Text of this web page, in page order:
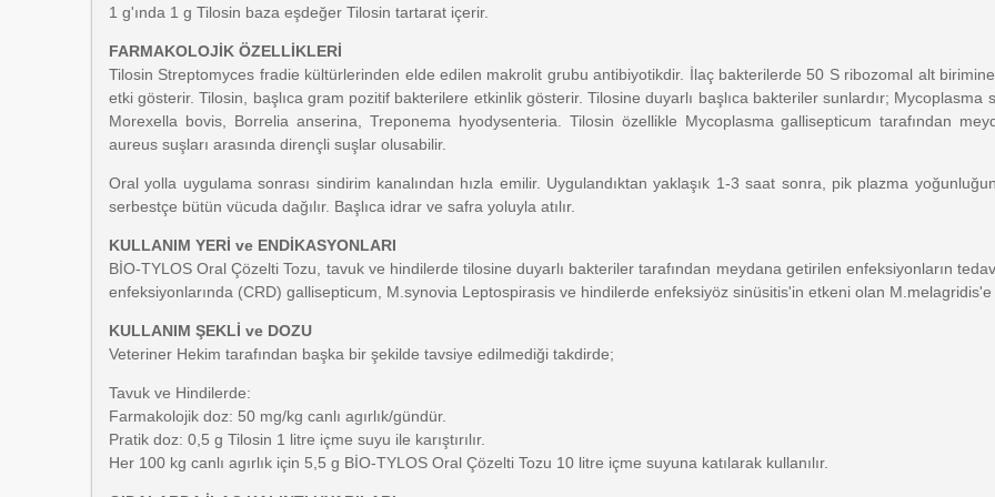
1 g'ında 1 g Tilosin baza eşdeğer Tilosin tartarat içerir.
FARMAKOLOJİK ÖZELLİKLERİ
Tilosin Streptomyces fradie kültürlerinden elde edilen makrolit grubu antibiyotikdir. İlaç bakterilerde 50 S ribozomal alt
etki gösterir. Tilosin, başlıca gram pozitif bakterilere etkinlik gösterir. Tilosine duyarlı başlıca bakteriler sunlardır;
Morexella bovis, Borrelia anserina, Treponema hyodysenteria. Tilosin özellikle Mycoplasma gallisepticum tarafından
aureus suşları arasında dirençli suşlar olusabilir.
Oral yolla uygulama sonrası sindirim kanalından hızla emilir. Uygulandıktan yaklaşık 1-3 saat sonra, pik plazma
serbestçe bütün vücuda dağılır. Başlıca idrar ve safra yoluyla atılır.
KULLANIM YERİ ve ENDİKASYONLARI
BİO-TYLOS Oral Çözelti Tozu, tavuk ve hindilerde tilosine duyarlı bakteriler tarafından meydana getirilen enfeksiyonların
enfeksiyonlarında (CRD) gallisepticum, M.synovia Leptospirasis ve hindilerde enfeksiyöz sinüsitis'in etkeni olan M.melagridis'e
KULLANIM ŞEKLİ ve DOZU
Veteriner Hekim tarafından başka bir şekilde tavsiye edilmediği takdirde;
Tavuk ve Hindilerde:
Farmakolojik doz: 50 mg/kg canlı agırlık/gündür.
Pratik doz: 0,5 g Tilosin 1 litre içme suyu ile karıştırılır.
Her 100 kg canlı agırlık için 5,5 g BİO-TYLOS Oral Çözelti Tozu 10 litre içme suyuna katılarak kullanılır.